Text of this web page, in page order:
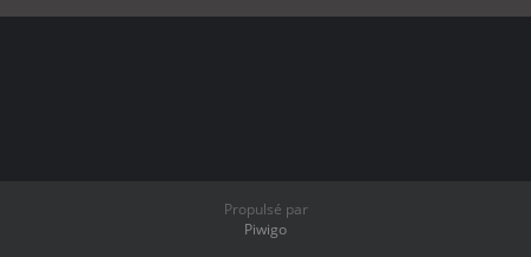
Propulsé par
Piwigo